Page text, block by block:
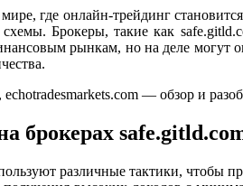
где онлайн-трейдинг
Брокеры, такие как
рынкам, но на деле могут
брокерах
различные тактики, чтобы